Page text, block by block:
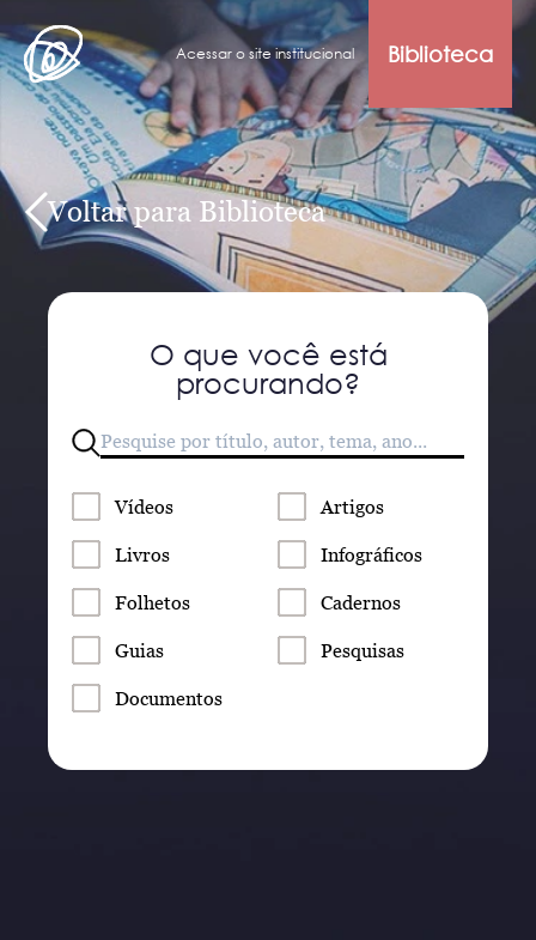
Acessar o site institucional Biblioteca
Voltar para Biblioteca
O que você está
procurando?
Vídeos Artigos
Livros Infográficos
Folhetos Cadernos
Guias Pesquisas
Documentos